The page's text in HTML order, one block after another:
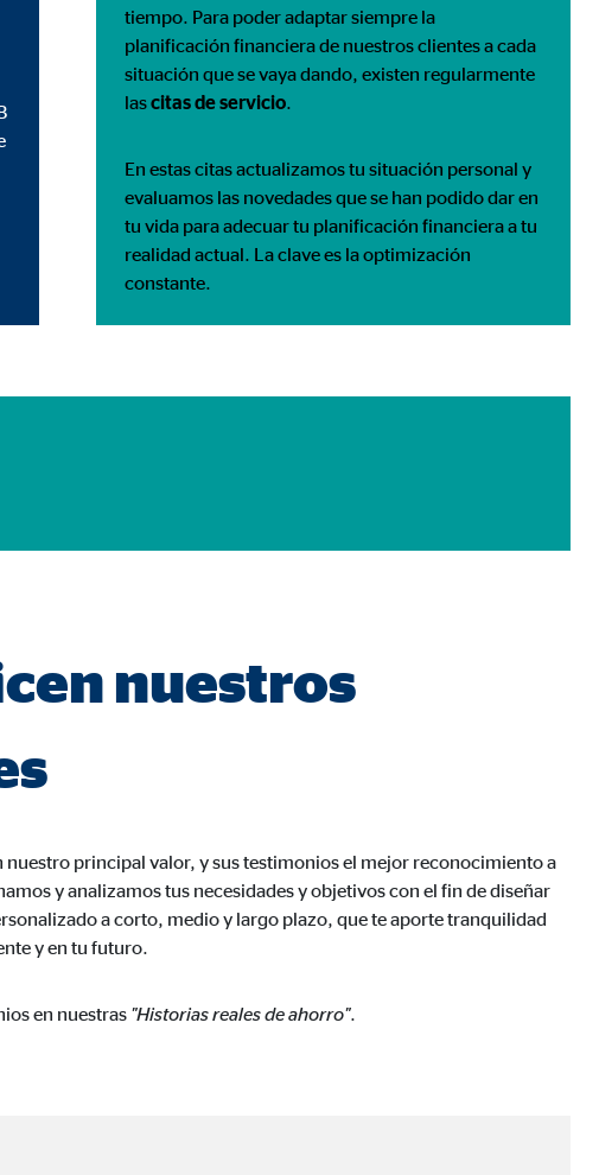
tiempo. Para poder adaptar siempre la
planificación financiera de nuestros clientes a cada
situación que se vaya dando, existen regularmente
lascitas deservicio.
En estas citas actualizamos tu situación personal y
evaluamos las novedades que se han podido dar en
tu vida para adecuar tu planificación financiera a tu
realidad actual. La clave es la optimización
constante.
nuestros
nuestro principal valor, y sus testimonios el mejor reconocimiento a
y analizamos tus necesidades y objetivos con el fin de diseñar
a corto, medio y largo plazo, que te aporte tranquilidad
y en tu futuro.
en nuestras "Historias reales de ahorro".